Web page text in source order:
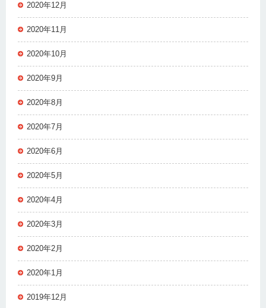
2020年12月
2020年11月
2020年10月
2020年9月
2020年8月
2020年7月
2020年6月
2020年5月
2020年4月
2020年3月
2020年2月
2020年1月
2019年12月